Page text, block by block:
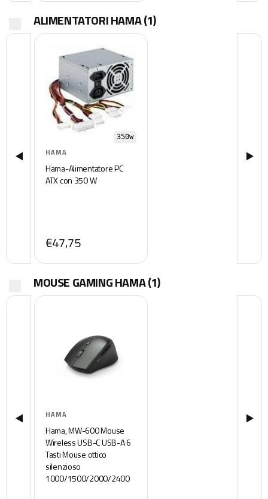
ALIMENTATORI HAMA(1)
350w
HAMA
Hama-Alimentatore PC
ATX con 350 W
€47,75
MOUSE GAMING HAMA(1)
HAMA
Hama, MW-600 Mouse
Wireless USB-C USB-A 6
Tasti Mouse ottico
silenzioso
1000/1500/2000/2400